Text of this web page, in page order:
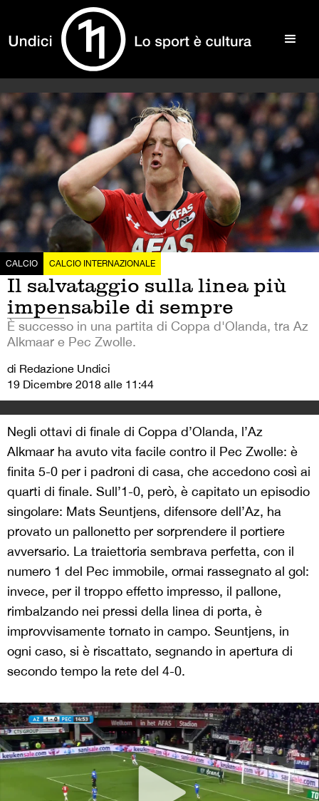
CALCIO CALCIO INTERNAZIONALE
Il salvataggio sulla linea più
impensabile di sempre
È successo in una partita di Coppa d'Olanda, tra Az
Alkmaar e Pec Zwolle.
di Redazione Undici
19 Dicembre 2018 alle 11:44
Negli ottavi di finale di Coppa d’Olanda, l’Az
Alkmaar ha avuto vita facile contro il Pec Zwolle: è
finita 5-0 per i padroni di casa, che accedono così ai
quarti di finale. Sull’1-0, però, è capitato un episodio
singolare: Mats Seuntjens, difensore dell’Az, ha
provato un pallonetto per sorprendere il portiere
avversario. La traiettoria sembrava perfetta, con il
numero 1 del Pec immobile, ormai rassegnato al gol:
invece, per il troppo effetto impresso, il pallone,
rimbalzando nei pressi della linea di porta, è
improvvisamente tornato in campo. Seuntjens, in
ogni caso, si è riscattato, segnando in apertura di
secondo tempo la rete del 4-0.